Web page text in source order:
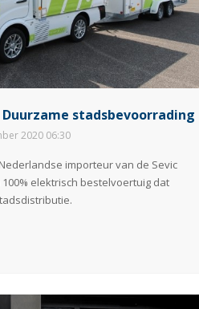
Duurzame stadsbevoorrading
2020 06:30
importeur van de Sevic
100% elektrisch bestelvoertuig dat